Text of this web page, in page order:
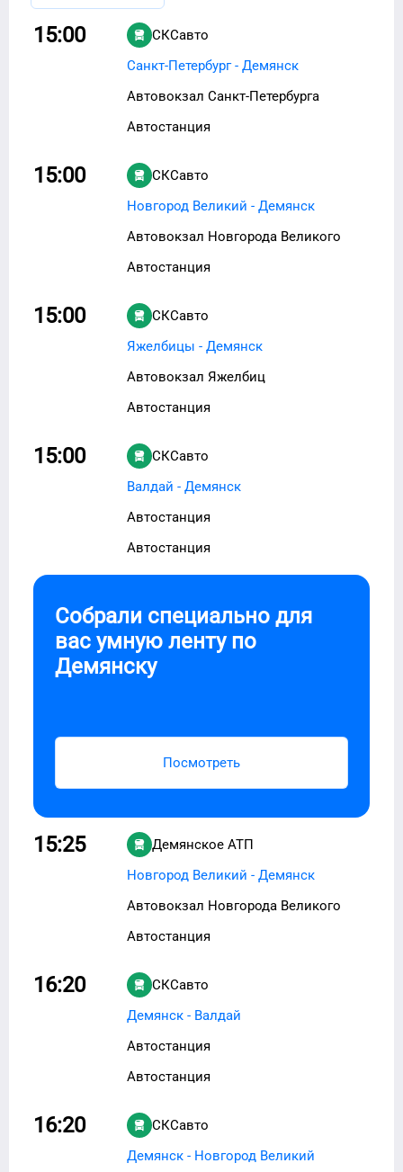
15:00
СКСавто
Санкт-Петербург - Демянск
Автовокзал Санкт-Петербурга
Автостанция
15:00
СКСавто
Новгород Великий - Демянск
Автовокзал Новгорода Великого
Автостанция
15:00
СКСавто
Яжелбицы - Демянск
Автовокзал Яжелбиц
Автостанция
15:00
СКСавто
Валдай - Демянск
Автостанция
Автостанция
Собрали специально для
вас умную ленту по
Демянску
Посмотреть
15:25
Демянское АТП
Новгород Великий - Демянск
Автовокзал Новгорода Великого
Автостанция
16:20
СКСавто
Демянск - Валдай
Автостанция
Автостанция
16:20
СКСавто
Демянск - Новгород Великий